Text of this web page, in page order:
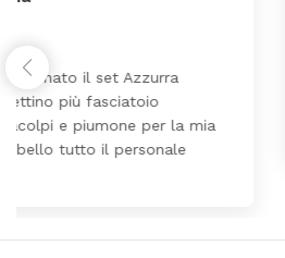
Tutti perfetto! Ho
arrivato ben imballato
Prezzo ottimi rispetto